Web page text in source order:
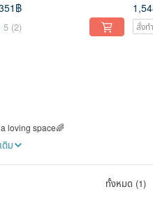
฿
5 (2) สั่งท
loving space🌈
seamlessly blending the
tranquility of yoga, and the warmth
harmoniously with nature and
every creation with gratitude
remind us of the pure and
ติม
ทั้งหมด (1)